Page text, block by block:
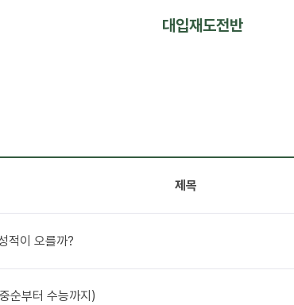
대입재도전반
제목
적이 오를까?
순부터 수능까지)